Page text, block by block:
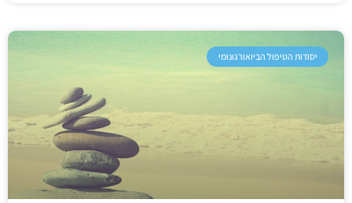
יסודות הטיפול הביואורגונומי